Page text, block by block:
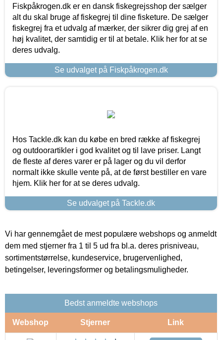
Fiskpåkrogen.dk er en dansk fiskegrejsshop der sælger
alt du skal bruge af fiskegrej til dine fisketure. De sælger
fiskegrej fra et udvalg af mærker, der sikrer dig grej af en
høj kvalitet, der samtidig er til at betale. Klik her for at se
deres udvalg.
Se udvalget på Fiskpåkrogen.dk
Hos Tackle.dk kan du købe en bred række af fiskegrej
og outdoorartikler i god kvalitet og til lave priser. Langt
de fleste af deres varer er på lager og du vil derfor
normalt ikke skulle vente på, at de først bestiller en vare
hjem. Klik her for at se deres udvalg.
Se udvalget på Tackle.dk
Vi har gennemgået de mest populære webshops og anmeldt
dem med stjerner fra 1 til 5 ud fra bl.a. deres prisniveau,
sortimentstørrelse, kundeservice, brugervenlighed,
betingelser, leveringsformer og betalingsmuligheder.
Bedst anmeldte webshops
Webshop Stjerner Link